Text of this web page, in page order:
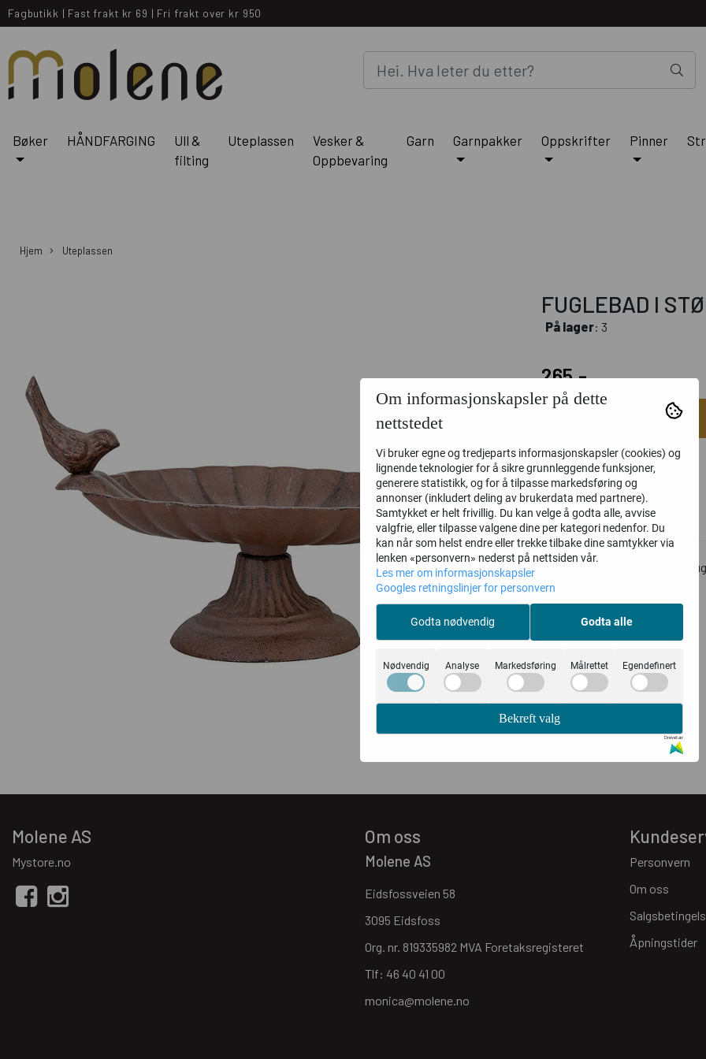
Fagbutikk | Fast frakt kr 69 | Fri frakt over kr 950
Bøker HÅNDFARGING
Ull &
filting
Uteplassen
Vesker &
Oppbevaring
Garn Garnpakker Oppskrifter Pinner
Hjem Uteplassen
FUGLEBAD I
På lager: 3
265,-
Informasjon
Fuglebad støpejern med to
Om informasjonskapsler på dette
nettstedet
Vi bruker egne og tredjeparts informasjonskapsler (cookies) og
lignende teknologier for å sikre grunnleggende funksjoner,
generere statistikk, og for å tilpasse markedsføring og
annonser (inkludert deling av brukerdata med partnere).
Samtykket er helt frivillig. Du kan velge å godta alle, avvise
valgfrie, eller tilpasse valgene dine per kategori nedenfor. Du
kan når som helst endre eller trekke tilbake dine samtykker via
lenken «personvern» nederst på nettsiden vår.
Les mer om informasjonskapsler
Googles retningslinjer for personvern
Godta nødvendig Godta alle
Nødvendig Analyse Markedsføring Målrettet Egendefinert
Bekreft valg
Drevet av
Molene AS
Mystore.no
Om oss
Molene AS
Eidsfossveien 58
3095 Eidsfoss
Org. nr. 819335982 MVA Foretaksregisteret
Tlf: 46 40 41 00
monica@molene.no
Personvern
Om oss
Åpningstider